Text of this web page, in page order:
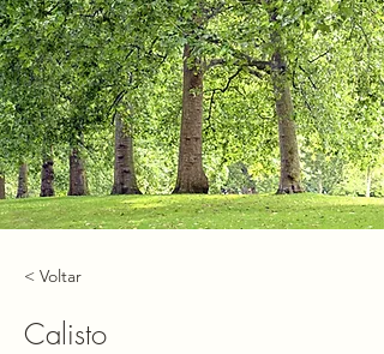
< Voltar
Calisto